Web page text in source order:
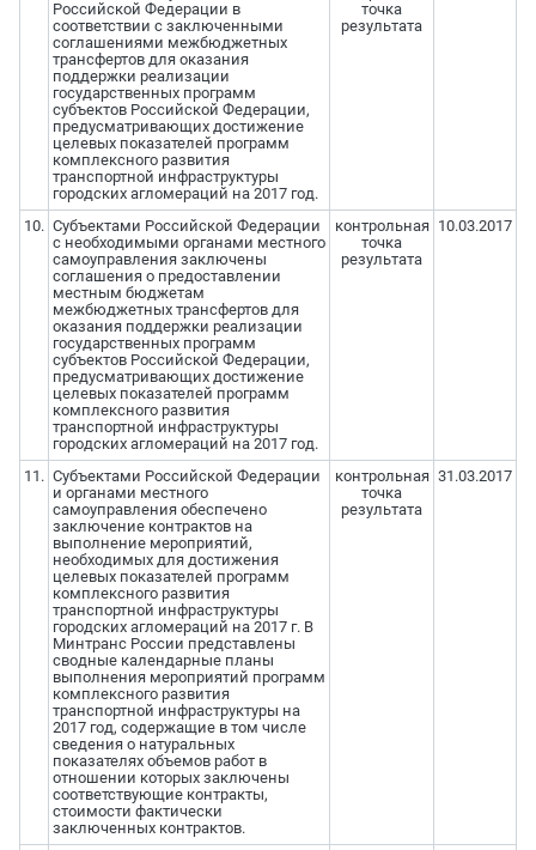
Российской Федерации в
соответствии с заключенными
соглашениями межбюджетных
трансфертов для оказания
поддержки реализации
государственных программ
субъектов Российской Федерации,
предусматривающих достижение
целевых показателей программ
комплексного развития
транспортной инфраструктуры
городских агломераций на 2017 год.
точка
результата
10. Субъектами Российской Федерации
с необходимыми органами местного
самоуправления заключены
соглашения о предоставлении
местным бюджетам
межбюджетных трансфертов для
оказания поддержки реализации
государственных программ
субъектов Российской Федерации,
предусматривающих достижение
целевых показателей программ
комплексного развития
транспортной инфраструктуры
городских агломераций на 2017 год.
контрольная
точка
результата
10.03.2017
11. Субъектами Российской Федерации
и органами местного
самоуправления обеспечено
заключение контрактов на
выполнение мероприятий,
необходимых для достижения
целевых показателей программ
комплексного развития
транспортной инфраструктуры
городских агломераций на 2017 г. В
Минтранс России представлены
сводные календарные планы
выполнения мероприятий программ
комплексного развития
транспортной инфраструктуры на
2017 год, содержащие в том числе
сведения о натуральных
показателях объемов работ в
отношении которых заключены
соответствующие контракты,
стоимости фактически
заключенных контрактов.
контрольная
точка
результата
31.03.2017